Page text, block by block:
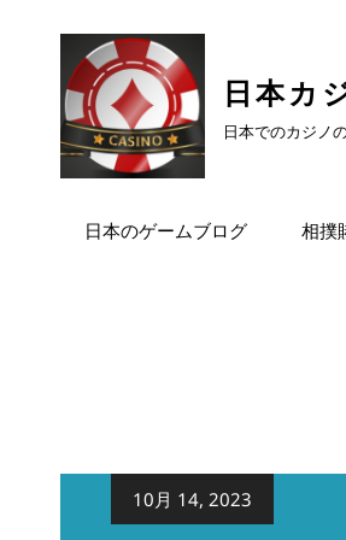
日本カ
日本でのカジノ
日本のゲームブログ 相撲
10月 14, 2023